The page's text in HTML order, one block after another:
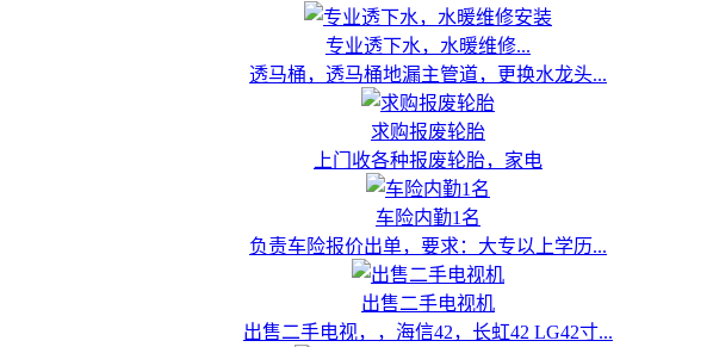
专业透下水，水暖维修...
透马桶，透马桶地漏主管道，更换水龙头...
求购报废轮胎
上门收各种报废轮胎，家电
车险内勤1名
负责车险报价出单，要求：大专以上学历...
出售二手电视机
出售二手电视，，海信42，长虹42 LG42寸...